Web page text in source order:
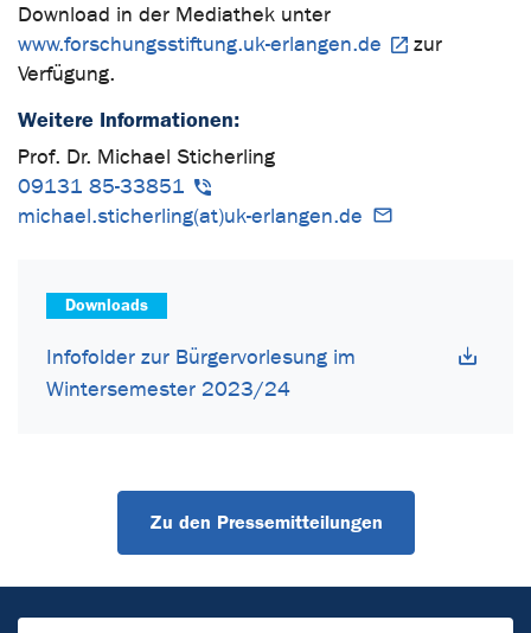
Download in der Mediathek unter
www.forschungsstiftung.uk-erlangen.de
zur
Verfügung.
Weitere Informationen:
Prof. Dr. Michael Sticherling
09131 85-33851
michael.sticherling(at)uk-erlangen.de
Downloads
Infofolder zur Bürgervorlesung im
Wintersemester 2023/24
Zu den Pressemitteilungen